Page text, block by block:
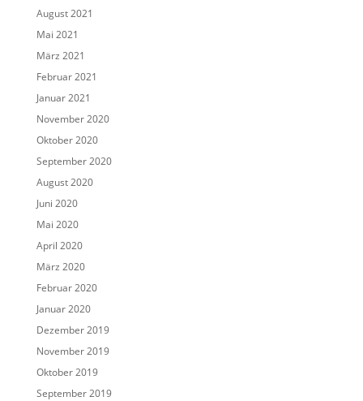
August 2021
Mai 2021
März 2021
Februar 2021
Januar 2021
November 2020
Oktober 2020
September 2020
August 2020
Juni 2020
Mai 2020
April 2020
März 2020
Februar 2020
Januar 2020
Dezember 2019
November 2019
Oktober 2019
September 2019